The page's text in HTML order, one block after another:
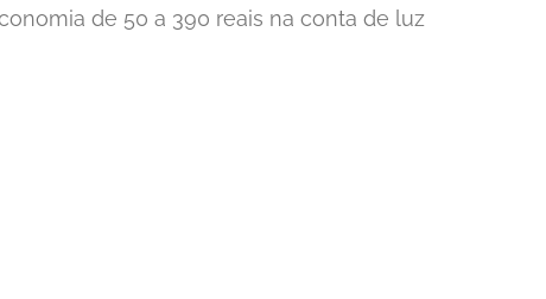
de 50 a 390 reais na conta de luz